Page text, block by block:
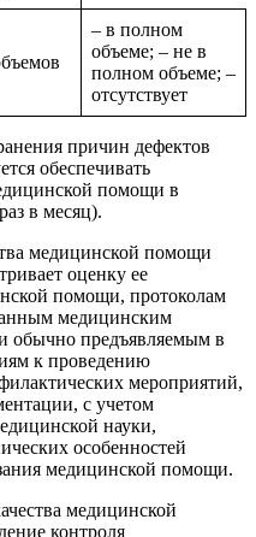
– в полном
объеме; – не в
полном объеме; –
отсутствует
причин дефектов
обеспечивать
помощи в
в месяц).
медицинской помощи
оценку ее
помощи, протоколам
медицинским
обычно предъявляемым в
к проведению
мероприятий,
с учетом
науки,
особенностей
медицинской помощи.
медицинской
контроля